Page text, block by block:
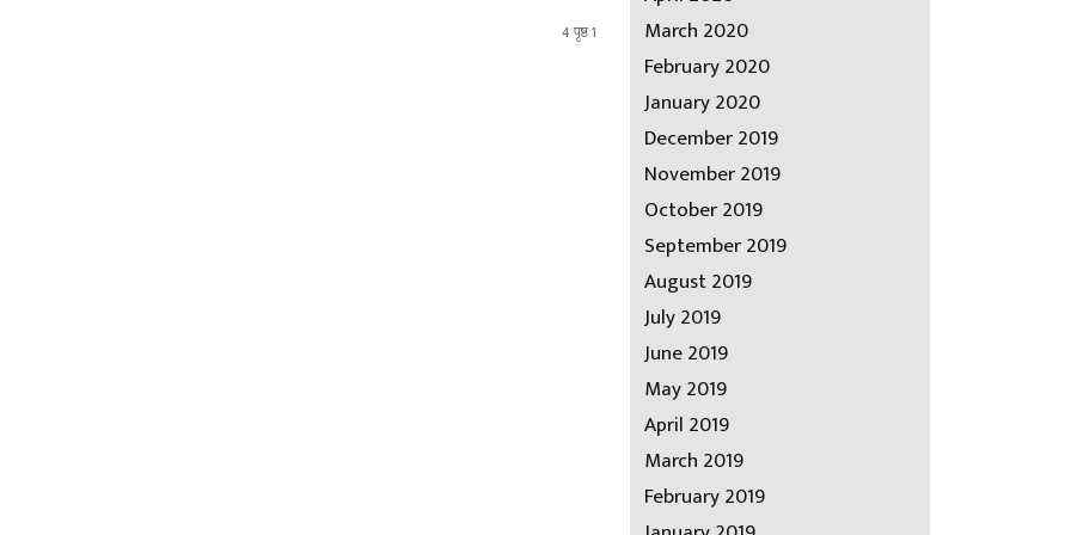
4 पृष्ठ 1
March 2020
February 2020
January 2020
December 2019
November 2019
October 2019
September 2019
August 2019
July 2019
June 2019
May 2019
April 2019
March 2019
February 2019